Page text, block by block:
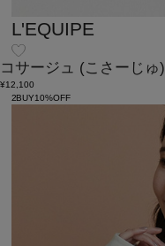
L'EQUIPE
コサージュ (こさーじゅ)
¥12,100
2BUY10%OFF